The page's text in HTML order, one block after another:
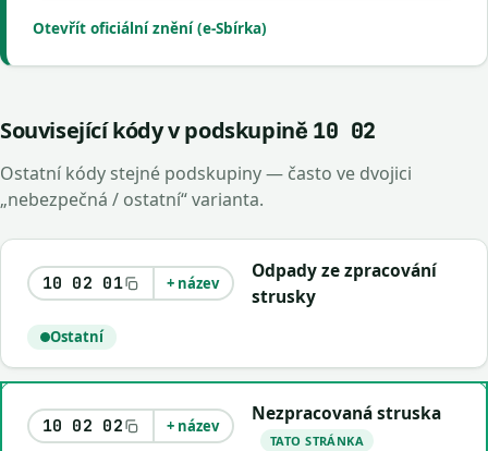
Otevřít oficiální znění (e-Sbírka)
Související kódy v podskupině 10 02
Ostatní kódy stejné podskupiny — často ve dvojici
„nebezpečná / ostatní“ varianta.
10 02 01 + název
Odpady ze zpracování
strusky
Ostatní
10 02 02 + název
Nezpracovaná struska
TATO STRÁNKA